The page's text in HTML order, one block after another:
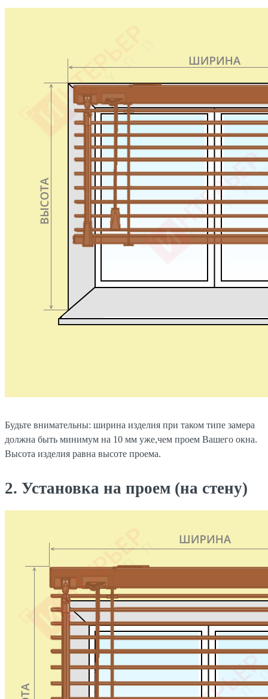
Будьте внимательны: ширина изделия при таком типе замера
должна быть минимум на 10 мм уже,чем проем Вашего окна.
Высота изделия равна высоте проема.
2. Установка на проем (на стену)